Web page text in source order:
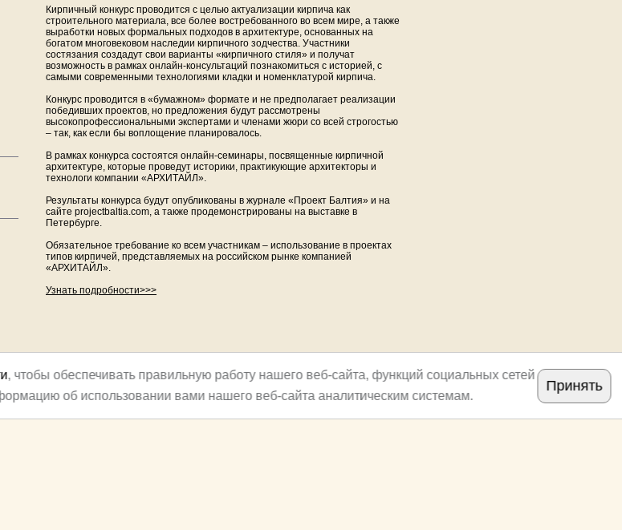
Кирпичный конкурс проводится с целью актуализации кирпича как
строительного материала, все более востребованного во всем мире, а также
выработки новых формальных подходов в архитектуре, основанных на
богатом многовековом наследии кирпичного зодчества. Участники
состязания создадут свои варианты «кирпичного стиля» и получат
возможность в рамках онлайн-консультаций познакомиться с историей, с
самыми современными технологиями кладки и номенклатурой кирпича.
Конкурс проводится в «бумажном» формате и не предполагает реализации
победивших проектов, но предложения будут рассмотрены
высокопрофессиональными экспертами и членами жюри со всей строгостью
– так, как если бы воплощение планировалось.
В рамках конкурса состоятся онлайн-семинары, посвященные кирпичной
архитектуре, которые проведут историки, практикующие архитекторы и
технологи компании «АРХИТАЙЛ».
Результаты конкурса будут опубликованы в журнале «Проект Балтия» и на
сайте projectbaltia.com, а также продемонстрированы на выставке в
Петербурге.
Обязательное требование ко всем участникам – использование в проектах
типов кирпичей, представляемых на российском рынке компанией
«АРХИТАЙЛ».
Узнать подробности>>>
, чтобы обеспечивать правильную работу нашего веб-сайта, функций социальных сетей
об использовании вами нашего веб-сайта аналитическим системам.
Принять